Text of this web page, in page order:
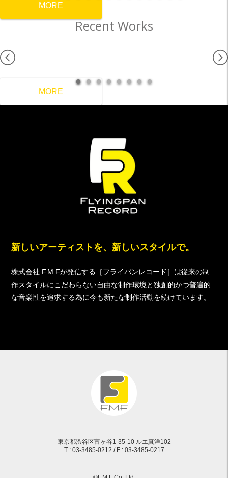
MORE
Recent Works
MORE
新しいアーティストを、新しいスタイルで。
株式会社 F.M.Fが発信する［フライパンレコード］は従来の制
作スタイルにこだわらない自由な制作環境と独創的かつ普遍的
な音楽性を追求する為に今も新たな制作活動を続けています。
東京都渋谷区富ヶ谷1-35-10 ルエ真洋102
T : 03-3485-0212 / F : 03-3485-0217